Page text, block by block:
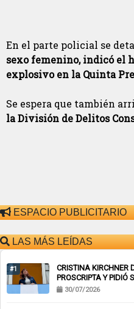
En el parte policial se
sexo femenino, indicó el
explosivo en la Quinta
Se espera que también
la División de Delitos
ESPACIO PUBLICITARIO
LAS MÁS LEÍDAS
#1
CRISTINA KIRCHNER
PROSCRIPTA Y PIDIÓ
PERPETUA
30/07/2026